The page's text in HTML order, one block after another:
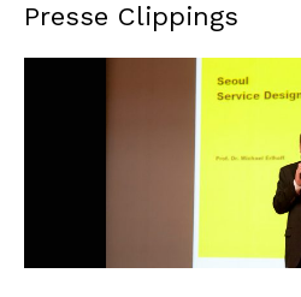
Presse Clippings